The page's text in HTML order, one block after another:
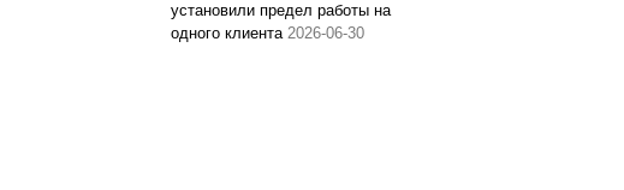
установили предел работы на
одного клиента 2026-06-30